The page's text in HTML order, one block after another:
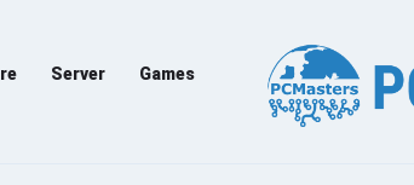
Server Games